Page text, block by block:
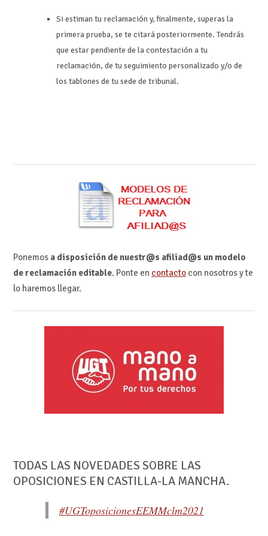
Si estiman tu reclamación y, finalmente, superas la
primera prueba, se te citará posteriormente. Tendrás
que estar pendiente de la contestación a tu
reclamación, de tu seguimiento personalizado y/o de
los tablones de tu sede de tribunal.
Ponemosa disposición de nuestr@s afiliad@s un modelo
de reclamación editable. Ponte en contactocon nosotros y te
lo haremos llegar.
TODAS LAS NOVEDADES SOBRE LAS
OPOSICIONES EN CASTILLA-LA MANCHA.
#UGToposicionesEEMMclm2021